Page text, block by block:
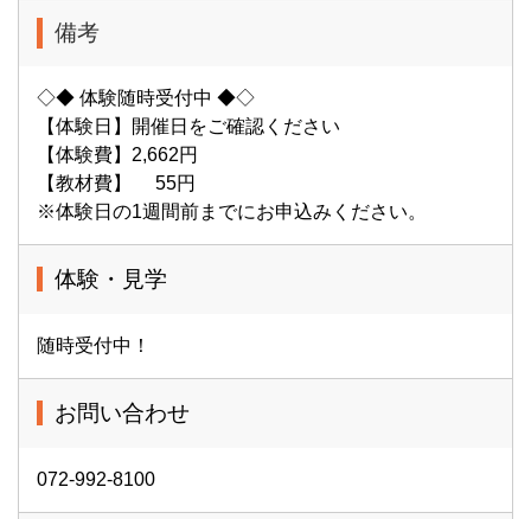
備考
◇◆ 体験随時受付中 ◆◇
【体験日】開催日をご確認ください
【体験費】2,662円
【教材費】 55円
※体験日の1週間前までにお申込みください。
体験・見学
随時受付中！
お問い合わせ
072-992-8100